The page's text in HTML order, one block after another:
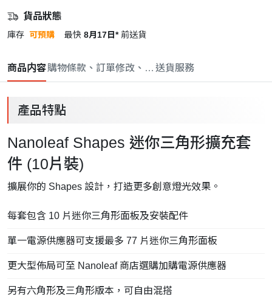
貨品狀態
庫存 可預購 最快 8月17日* 前送貨
商品内容購物條款、訂單修改、取消與退款政策
送貨服務
產品特點
Nanoleaf Shapes 迷你三角形擴充套
件 (10片裝)
擴展你的 Shapes 設計，打造更多創意燈光效果。
每套包含 10 片迷你三角形面板及安裝配件
單一電源供應器可支援最多 77 片迷你三角形面板
更大型佈局可至 Nanoleaf 商店選購加購電源供應器
另有六角形及三角形版本，可自由混搭